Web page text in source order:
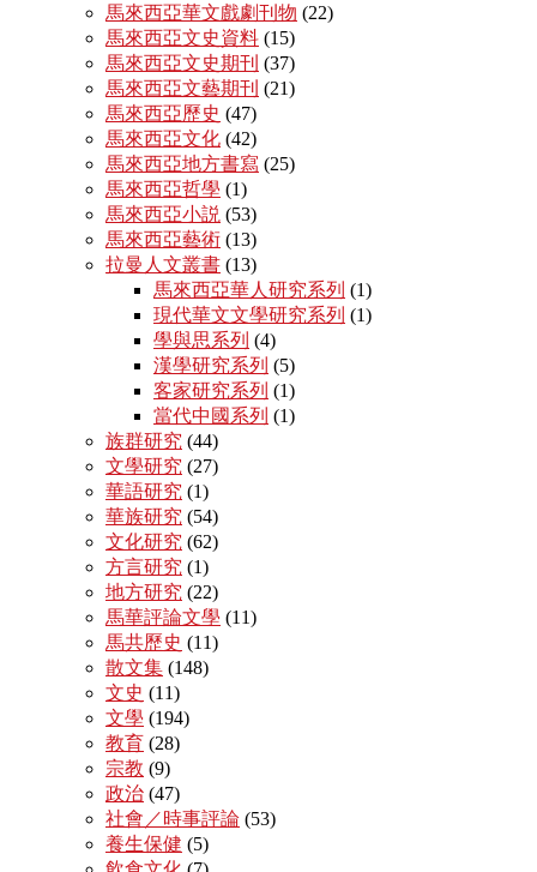
馬來西亞華文戲劇刊物 (22)
馬來西亞文史資料 (15)
馬來西亞文史期刊 (37)
馬來西亞文藝期刊 (21)
馬來西亞歷史 (47)
馬來西亞文化 (42)
馬來西亞地方書寫 (25)
馬來西亞哲學 (1)
馬來西亞小説 (53)
馬來西亞藝術 (13)
拉曼人文叢書 (13)
馬來西亞華人研究系列 (1)
現代華文文學研究系列 (1)
學與思系列 (4)
漢學研究系列 (5)
客家研究系列 (1)
當代中國系列 (1)
族群研究 (44)
文學研究 (27)
華語研究 (1)
華族研究 (54)
文化研究 (62)
方言研究 (1)
地方研究 (22)
馬華評論文學 (11)
馬共歷史 (11)
散文集 (148)
文史 (11)
文學 (194)
教育 (28)
宗教 (9)
政治 (47)
社會／時事評論 (53)
養生保健 (5)